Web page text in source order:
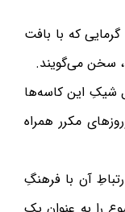
که با بافت
سخن می‌گویند.
شیکِ این کاسه‌ها
مکرر همراه
آن با فرهنگِ